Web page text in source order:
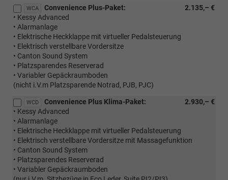
WCA 2.135,– €
Convenience Plus-Paket:
• Kessy Advanced
• Alarmanlage
• Elektrische Heckklappe mit virtueller Pedalsteuerung
• Elektrisch verstellbare Vordersitze
• Canton Sound System
• Platzsparendes Reserverad
• Variabler Gepäckraumboden
(nicht i.V.m Platzsparende Notrad, PJB, PJC)
WCD 2.930,– €
Convenience Plus Klima-Paket:
• Kessy Advanced
• Alarmanlage
• Elektrische Heckklappe mit virtueller Pedalsteuerung
• Elektrisch verstellbare Vordersitze mit Massagefunktion
• Canton Sound System
• Platzsparendes Reserverad
• Variabler Gepäckraumboden